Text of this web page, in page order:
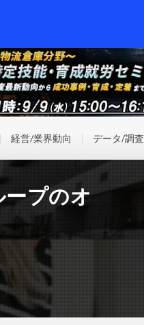
経営/業界動向 データ/調査
プのオ